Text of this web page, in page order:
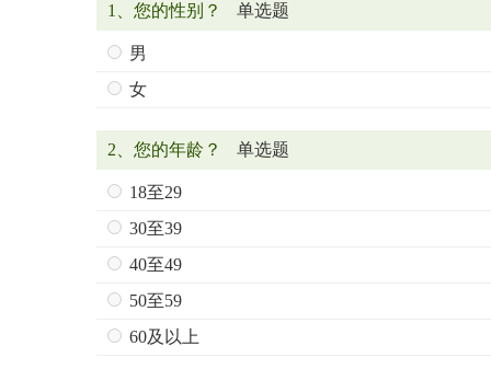
1、您的性别？ 单选题
男
女
2、您的年龄？ 单选题
18至29
30至39
40至49
50至59
60及以上